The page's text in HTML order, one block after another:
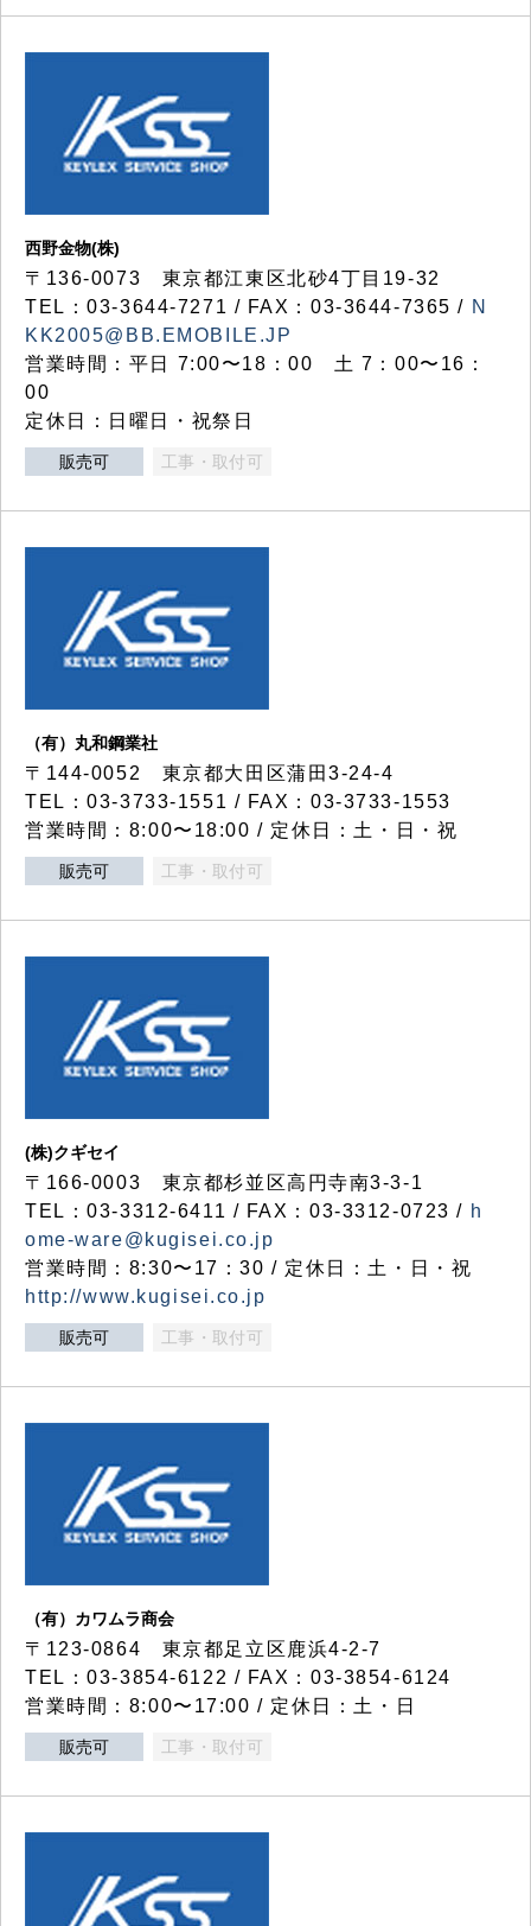
西野金物(株)
〒136-0073 東京都江東区北砂4丁目19-32
TEL：03‐3644‐7271 / FAX：03-3644-7365 / N
KK2005@BB.EMOBILE.JP
営業時間：平日 7:00〜18：00 土 7：00〜16：
00
定休日：日曜日・祝祭日
販売可 工事・取付可
（有）丸和鋼業社
〒144-0052 東京都大田区蒲田3-24-4
TEL：03-3733-1551 / FAX：03-3733-1553
営業時間：8:00〜18:00 / 定休日：土・日・祝
販売可 工事・取付可
(株)クギセイ
〒166-0003 東京都杉並区高円寺南3-3-1
TEL：03-3312-6411 / FAX：03-3312-0723 / h
ome-ware@kugisei.co.jp
営業時間：8:30〜17：30 / 定休日：土・日・祝
http://www.kugisei.co.jp
販売可 工事・取付可
（有）カワムラ商会
〒123-0864 東京都足立区鹿浜4-2-7
TEL：03-3854-6122 / FAX：03-3854-6124
営業時間：8:00〜17:00 / 定休日：土・日
販売可 工事・取付可